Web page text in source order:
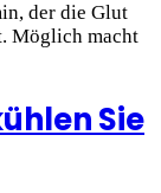
der die Glut
Möglich macht
Sie